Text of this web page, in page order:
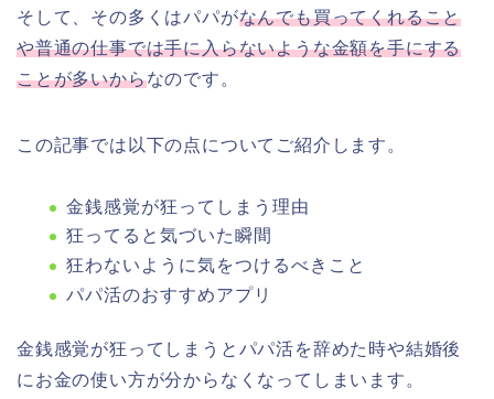
そして、その多くはパパがなんでも買ってくれること
や普通の仕事では手に入らないような金額を手にする
ことが多いからなのです。
この記事では以下の点についてご紹介します。
金銭感覚が狂ってしまう理由
狂ってると気づいた瞬間
狂わないように気をつけるべきこと
パパ活のおすすめアプリ
金銭感覚が狂ってしまうとパパ活を辞めた時や結婚後
にお金の使い方が分からなくなってしまいます。